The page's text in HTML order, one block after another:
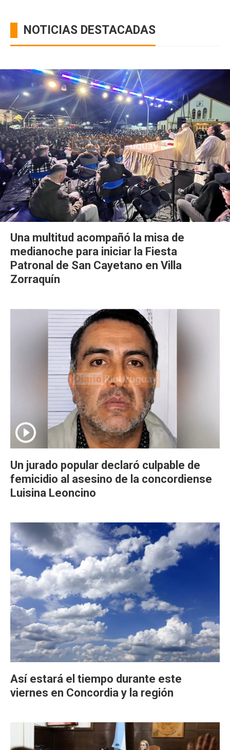
NOTICIAS DESTACADAS
Una multitud acompañó la misa de
medianoche para iniciar la Fiesta
Patronal de San Cayetano en Villa
Zorraquín
Un jurado popular declaró culpable de
femicidio al asesino de la concordiense
Luisina Leoncino
Así estará el tiempo durante este
viernes en Concordia y la región